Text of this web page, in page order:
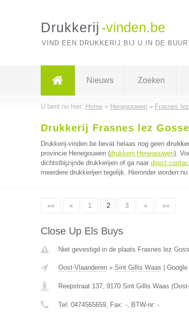
Drukkerij -vinden.be
VIND EEN DRUKKERIJ BIJ U IN DE
Nieuws Zoeken
U bent nu hier: Home» Henegouwen» Frasnes
Drukkerij Frasnes lez
Drukkerij-vinden.be bevat helaas nog geen
provincie Henegouwen (drukkerij Henegouwen).
dichtstbijzijnde drukkerijen of ga naar direct
meerdere drukkerijen tegelijk. Hieronder worden
«« « 1 2 3 » »»
Close Up Els Buys
Niet gevestigd in de plaats Frasnes lez
Oost-Vlaanderen» Sint Gillis Waas
Reepstraat 137, 9170 Sint Gillis Waas (
Tel: 0474565659, Fax: -, BTW-nr: -